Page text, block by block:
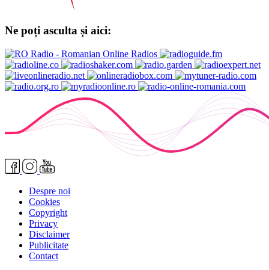
Ne poți asculta și aici:
Despre noi
Cookies
Copyright
Privacy
Disclaimer
Publicitate
Contact